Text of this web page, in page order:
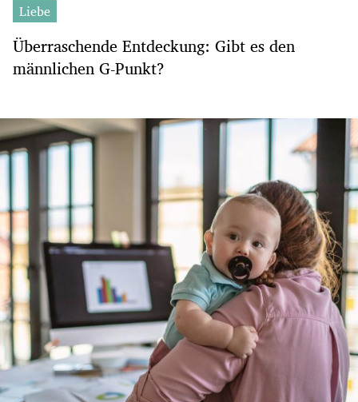
Liebe
Überraschende Entdeckung: Gibt es den
männlichen G-Punkt?